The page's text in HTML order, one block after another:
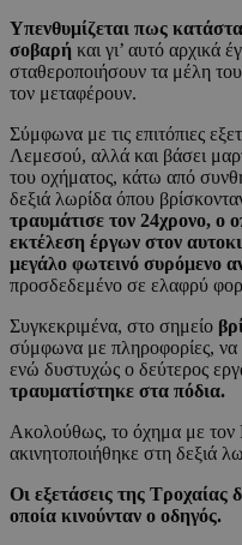
Υπενθυμίζεται πως
σοβαρή και γι’ αυτό αρχικά
σταθεροποιήσουν τα μέλη
τον μεταφέρουν.
Σύμφωνα με τις επιτόπιες
Λεμεσού, αλλά και βάσει
του οχήματος, κάτω από
δεξιά λωρίδα όπου
τραυμάτισε τον 24χρονο, ο
εκτέλεση έργων στον
μεγάλο φωτεινό συρόμενο
προσδεδεμένο σε ελαφρύ
Συγκεκριμένα, στο σημείο
σύμφωνα με πληροφορίες, να
ενώ δυστυχώς ο δεύτερος
τραυματίστηκε στα πόδια.
Ακολούθως, το όχημα με τον
ακινητοποιήθηκε στη δεξιά
Οι εξετάσεις της Τροχαίας
οποία κινούνταν ο οδηγός.